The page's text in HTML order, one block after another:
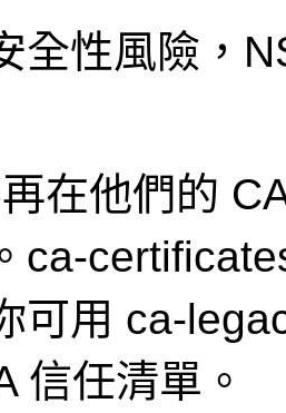
全性風險，
在他們的
ca-
可用 ca-
信任清單。